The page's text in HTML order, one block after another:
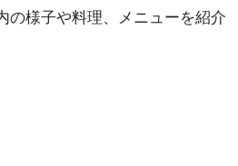
の様子や料理、メニューを紹介